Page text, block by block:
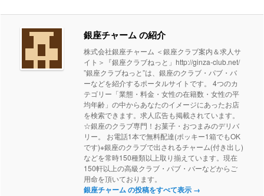
銀座チャーム の紹介
株式会社銀座チャーム ＜銀座クラブ案内＆求人サ
イト＞『銀座クラブねっと」http://ginza-club.net/
”銀座クラブねっと”は、銀座のクラブ・パブ・バ
ーなどを紹介するポータルサイトです。 4つのカ
テゴリー「業態・料金・女性の在籍数・女性の平
均年齢」の中からあなたのイメージにあったお店
を検索できます。求人広告も掲載されています。
☆銀座のクラブ専門！お菓子・おつまみのデリバ
リー。 お電話1本で無料配達(ポッキー1箱でもOK
です)※銀座のクラブで出されるチャーム(付き出し)
などを常時150種類以上取り揃えています。現在
150軒以上の高級クラブ・パブ・バーなどからご
用命を頂いております。
銀座チャーム の投稿をすべて表示 →